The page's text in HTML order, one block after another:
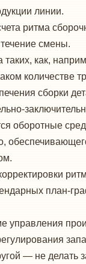
линии.
ритма
смены.
та­ких, как,
количестве
сборки
оборотные
план-
— не делать